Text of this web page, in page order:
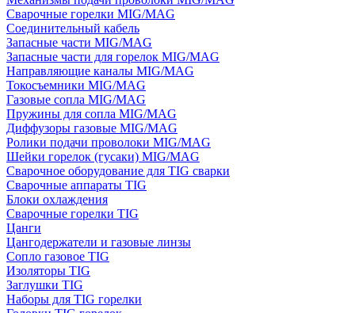
Сварочные горелки MIG/MAG
Соединительный кабель
Запасные части MIG/MAG
Запасные части для горелок MIG/MAG
Направляющие каналы MIG/MAG
Токосъемники MIG/MAG
Газовые сопла MIG/MAG
Пружины для сопла MIG/MAG
Диффузоры газовые MIG/MAG
Ролики подачи проволоки MIG/MAG
Шейки горелок (гусаки) MIG/MAG
Сварочное оборудование для TIG сварки
Сварочные аппараты TIG
Блоки охлаждения
Сварочные горелки TIG
Цанги
Цангодержатели и газовые линзы
Сопло газовое TIG
Изоляторы TIG
Заглушки TIG
Наборы для TIG горелки